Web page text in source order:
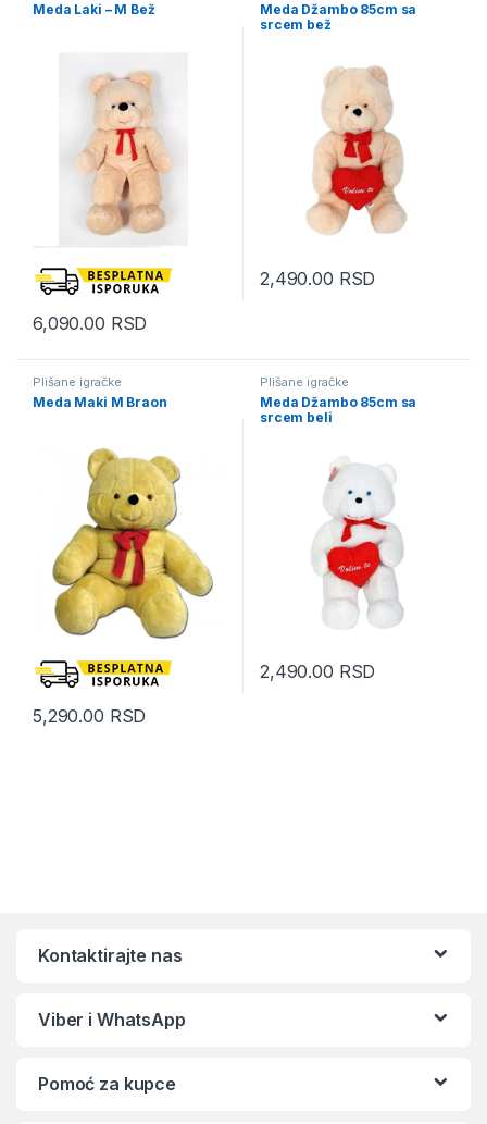
Meda Laki – M Bež
6,090.00 RSD
Meda Džambo 85cm sa
srcem bež
2,490.00 RSD
Plišane igračke
Meda Maki M Braon
5,290.00 RSD
Plišane igračke
Meda Džambo 85cm sa
srcem beli
2,490.00 RSD
Kontaktirajte nas
Viber i WhatsApp
Pomoć za kupce